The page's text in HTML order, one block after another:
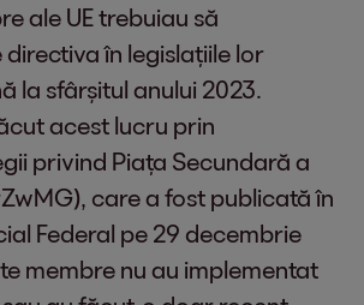
ale UE trebuiau să
directiva în legislațiile lor
la sfârșitul anului 2023.
acest lucru prin
privind Piața Secundară a
care a fost publicată în
Federal pe 29 decembrie
membre nu au implementat